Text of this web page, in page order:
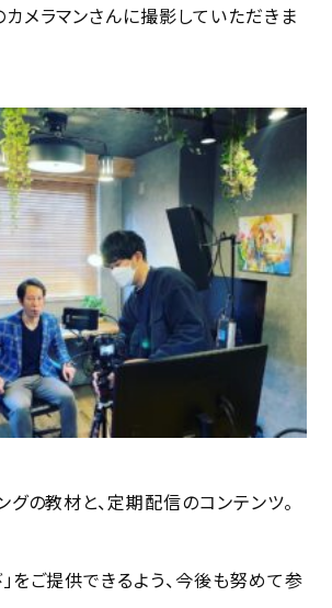
メラマンさんに撮影していただきま
グの教材と、定期配信のコンテンツ。
をご提供できるよう、今後も努めて参